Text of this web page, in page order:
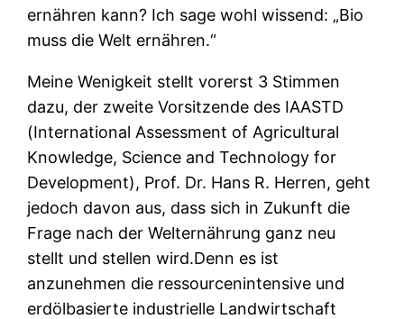
ernähren kann? Ich sage wohl wissend: „Bio
muss die Welt ernähren.“
Meine Wenigkeit stellt vorerst 3 Stimmen
dazu, der zweite Vorsitzende des IAASTD
(International Assessment of Agricultural
Knowledge, Science and Technology for
Development), Prof. Dr. Hans R. Herren, geht
jedoch davon aus, dass sich in Zukunft die
Frage nach der Welternährung ganz neu
stellt und stellen wird.Denn es ist
anzunehmen die ressourcenintensive und
erdölbasierte industrielle Landwirtschaft